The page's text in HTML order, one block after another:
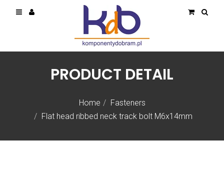
Home
Fasteners
Flat head ribbed neck track bolt M6x14mm
PRODUCT DETAIL